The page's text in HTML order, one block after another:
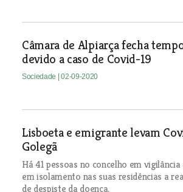
Câmara de Alpiarça fecha
devido a caso de Covid-19
Sociedade | 02-09-2020
Lisboeta e emigrante levam
Golegã
Há 41 pessoas no concelho em
em isolamento nas suas residências a
de despiste da doença.